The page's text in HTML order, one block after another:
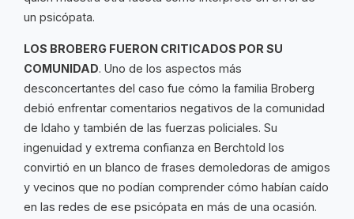
un psicópata.
LOS BROBERG FUERON CRITICADOS POR SU
COMUNIDAD. Uno de los aspectos más
desconcertantes del caso fue cómo la familia Broberg
debió enfrentar comentarios negativos de la comunidad
de Idaho y también de las fuerzas policiales. Su
ingenuidad y extrema confianza en Berchtold los
convirtió en un blanco de frases demoledoras de amigos
y vecinos que no podían comprender cómo habían caído
en las redes de ese psicópata en más de una ocasión.